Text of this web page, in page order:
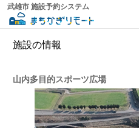
武雄市 施設予約システム
施設の情報
山内多目的スポーツ広場